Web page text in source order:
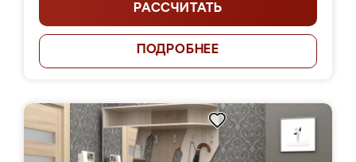
РАССЧИТАТЬ
ПОДРОБНЕЕ